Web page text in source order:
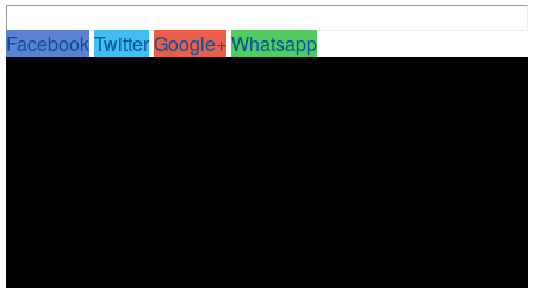
FacebookTwitterGoogle+Whatsapp